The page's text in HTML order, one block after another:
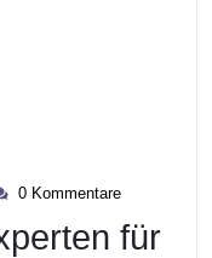
0 Kommentare
für